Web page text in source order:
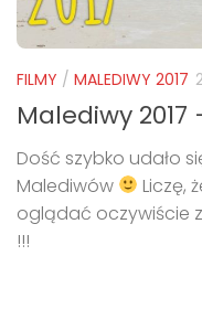
FILMY / MALEDIWY 2017
Malediwy 2017
Dość szybko udało
Malediwów
Liczę,
oglądać oczywiście
!!!